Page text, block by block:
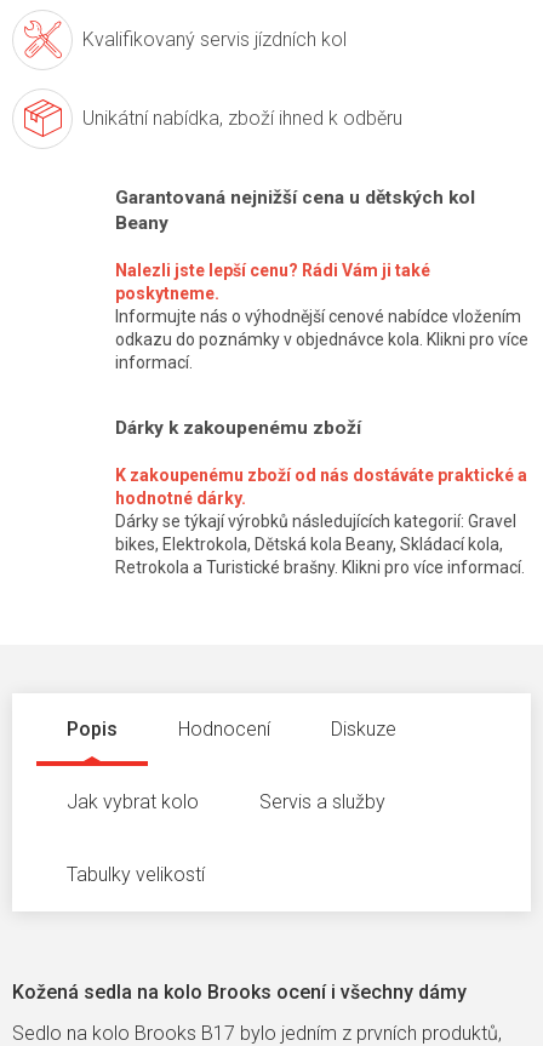
Kvalifikovaný servis jízdních kol
Unikátní nabídka, zboží ihned k odběru
Garantovaná nejnižší cena u dětských kol
Beany
Nalezli jste lepší cenu? Rádi Vám ji také
poskytneme.
Informujte nás o výhodnější cenové nabídce vložením
odkazu do poznámky v objednávce kola. Klikni pro více
informací.
Dárky k zakoupenému zboží
K zakoupenému zboží od nás dostáváte praktické a
hodnotné dárky.
Dárky se týkají výrobků následujících kategorií: Gravel
bikes, Elektrokola, Dětská kola Beany, Skládací kola,
Retrokola a Turistické brašny. Klikni pro více informací.
Popis Hodnocení Diskuze
Jak vybrat kolo Servis a služby
Tabulky velikostí
Kožená sedla na kolo Brooks ocení i všechny dámy
Sedlo na kolo Brooks B17 bylo jedním z prvních produktů,